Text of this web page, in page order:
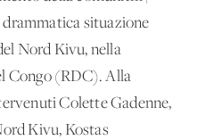
situazione
Nord Kivu, nella
Congo (RDC). Alla
Colette Gadenne,
Kivu, Kostas